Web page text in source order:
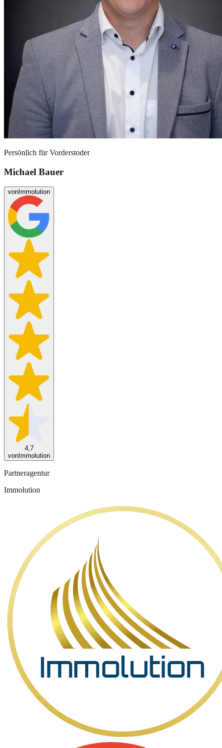
Persönlich fürVorderstoder
Michael Bauer
von Immolution
4,7
von Immolution
Partneragentur
Immolution